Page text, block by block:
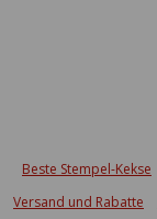
Beste Stempel-Kekse
Versand und Rabatte